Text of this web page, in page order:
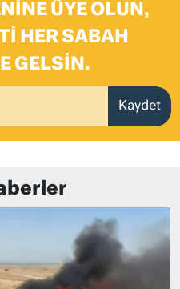
ÜYE OLUN,
HER SABAH
GELSIN.
Kaydet